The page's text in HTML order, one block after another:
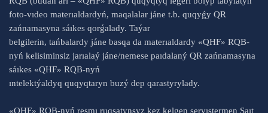
foto-vıdeo materıaldardyń, maqalalar jáne t.b. quqyǵy QR
zańnamasyna sáıkes qorǵalady. Taýar
belgilerin, tańbalardy jáne basqa da materıaldardy «QHF» RQB-
nyń kelisiminsiz jarıalaý jáne/nemese paıdalaný QR zańnamasyna
sáıkes «QHF» RQB-nyń
ıntelektýaldyq quqyqtaryn buzý dep qarastyrylady.
«QHF» RQB-nyń resmı ruqsatynsyz kez kelgen servıstermen Saıt